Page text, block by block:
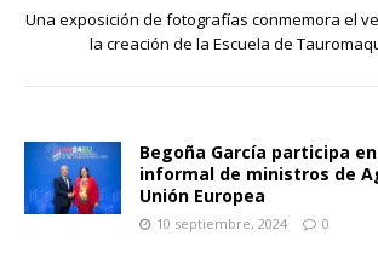
Una exposición de fotografías conmemora el
la creación de la Escuela de
Begoña García participa
informal de ministros de
Unión Europea
10 septiembre, 2024 0